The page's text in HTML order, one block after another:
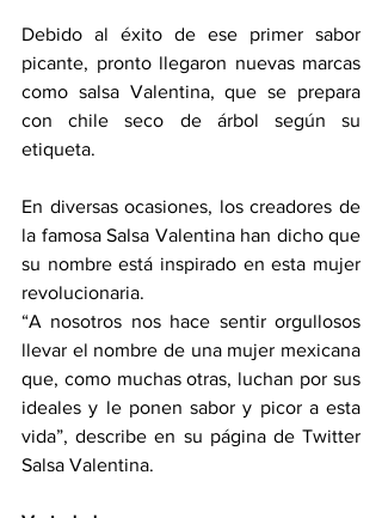
Debido al éxito de ese primer sabor
picante, pronto llegaron nuevas marcas
como salsa Valentina, que se prepara
con chile seco de árbol según su
etiqueta.
En diversas ocasiones, los creadores de
la famosa Salsa Valentina han dicho que
su nombre está inspirado en esta mujer
revolucionaria.
“A nosotros nos hace sentir orgullosos
llevar el nombre de una mujer mexicana
que, como muchas otras, luchan por sus
ideales y le ponen sabor y picor a esta
vida”, describe en su página de Twitter
Salsa Valentina.